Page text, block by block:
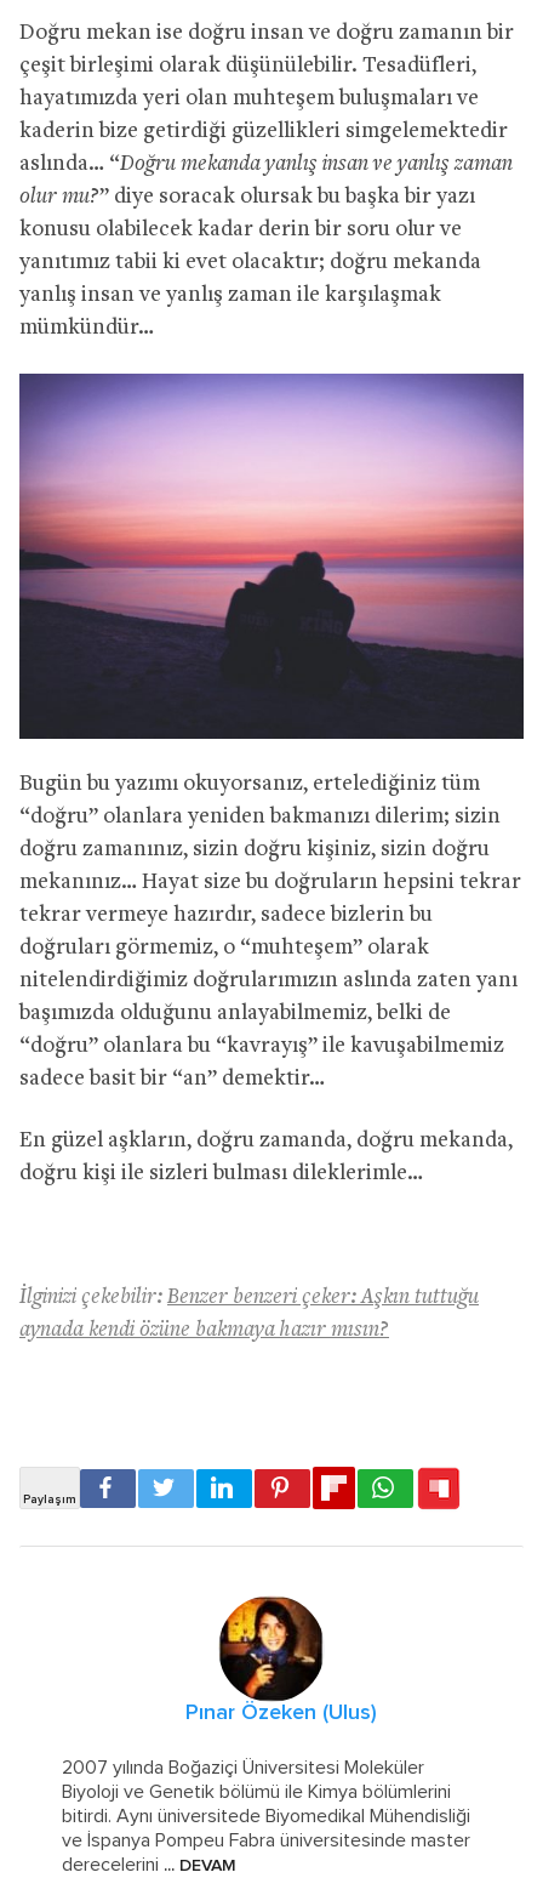
Doğru mekan ise doğru insan ve doğru zamanın bir
çeşit birleşimi olarak düşünülebilir. Tesadüfleri,
hayatımızda yeri olan muhteşem buluşmaları ve
kaderin bize getirdiği güzellikleri simgelemektedir
aslında… “Doğru mekanda yanlış insan ve yanlış zaman
olur mu?” diye soracak olursak bu başka bir yazı
konusu olabilecek kadar derin bir soru olur ve
yanıtımız tabii ki evet olacaktır; doğru mekanda
yanlış insan ve yanlış zaman ile karşılaşmak
mümkündür…
Bugün bu yazımı okuyorsanız, ertelediğiniz tüm
“doğru” olanlara yeniden bakmanızı dilerim; sizin
doğru zamanınız, sizin doğru kişiniz, sizin doğru
mekanınız… Hayat size bu doğruların hepsini tekrar
tekrar vermeye hazırdır, sadece bizlerin bu
doğruları görmemiz, o “muhteşem” olarak
nitelendirdiğimiz doğrularımızın aslında zaten yanı
başımızda olduğunu anlayabilmemiz, belki de
“doğru” olanlara bu “kavrayış” ile kavuşabilmemiz
sadece basit bir “an” demektir…
En güzel aşkların, doğru zamanda, doğru mekanda,
doğru kişi ile sizleri bulması dileklerimle…
İlginizi çekebilir: Benzer benzeri çeker: Aşkın tuttuğu
aynada kendi özüne bakmaya hazır mısın?
Pınar Özeken (Ulus)
2007 yılında Boğaziçi Üniversitesi Moleküler
Biyoloji ve Genetik bölümü ile Kimya bölümlerini
bitirdi. Aynı üniversitede Biyomedikal Mühendisliği
ve İspanya Pompeu Fabra üniversitesinde master
derecelerini ... DEVAM